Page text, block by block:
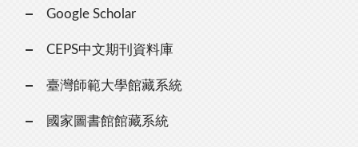
Google Scholar
CEPS中文期刊資料庫
臺灣師範大學館藏系統
國家圖書館館藏系統